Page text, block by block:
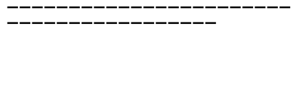
ーーーーーーーーーーーーーーーーーーーーーーー
ーーーーーーーーーーーーーーーーー